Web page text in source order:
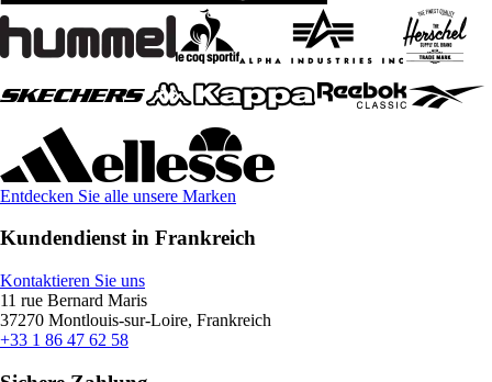
Entdecken Sie alle unsere Marken
Kundendienst in Frankreich
Kontaktieren Sie uns
11 rue Bernard Maris
37270 Montlouis-sur-Loire, Frankreich
+33 1 86 47 62 58